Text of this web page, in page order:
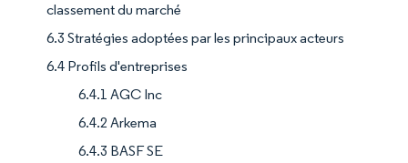
classement du marché
6.3 Stratégies adoptées par les principaux acteurs
6.4 Profils d'entreprises
6.4.1 AGC Inc
6.4.2 Arkema
6.4.3 BASF SE